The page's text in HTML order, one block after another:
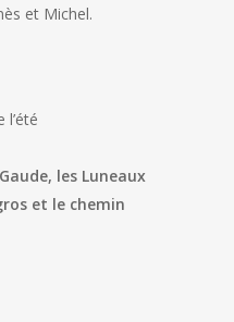
et Michel.
les Luneaux
et le chemin